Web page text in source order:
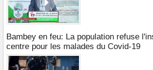
Bambey en feu: La population refuse
centre pour les malades du Covid-19